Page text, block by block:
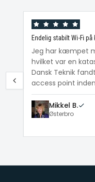
Endelig stabilt Wi-Fi
Jeg har kæmpet
hvilket var en
Dansk Teknik
access point
Mikkel B.
Østerbro